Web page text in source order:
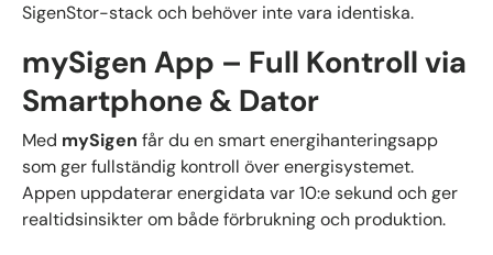
SigenStor-stack och behöver inte vara identiska.
mySigen App – Full Kontroll via
Smartphone & Dator
Med mySigen får du en smart energihanteringsapp
som ger fullständig kontroll över energisystemet.
Appen uppdaterar energidata var 10:e sekund och ger
realtidsinsikter om både förbrukning och produktion.